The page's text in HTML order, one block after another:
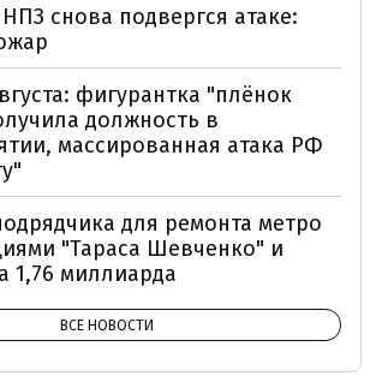
снова подвергся атаке:
фигурантка "плёнок
должность в
массированная атака РФ
для ремонта метро
"Тараса Шевченко" и
1,76 миллиарда
ВСЕ НОВОСТИ